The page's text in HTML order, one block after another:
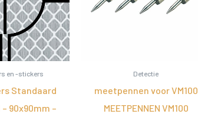
en -stickers
Standaard
90x90mm –
Detectie
meetpennen voor VM100
MEETPENNEN VM100